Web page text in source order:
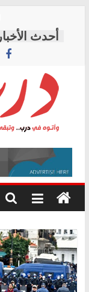
content
درب
وأتوه
درب..
وتبقى
هي